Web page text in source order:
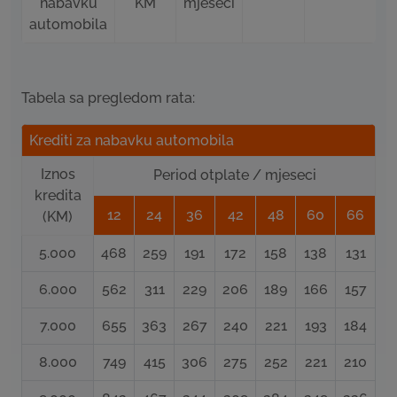
automobila
Tabela sa pregledom rata:
Krediti za nabavku automobila
Iznos
kredita
(KM)
Period otplate / mjeseci
12 24 36 42 48 60 66
5.000 468 259 191 172 158 138 131
6.000 562 311 229 206 189 166 157
7.000 655 363 267 240 221 193 184
8.000 749 415 306 275 252 221 210